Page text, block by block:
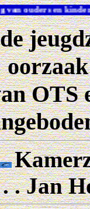
ouders en
OTS
. Jan